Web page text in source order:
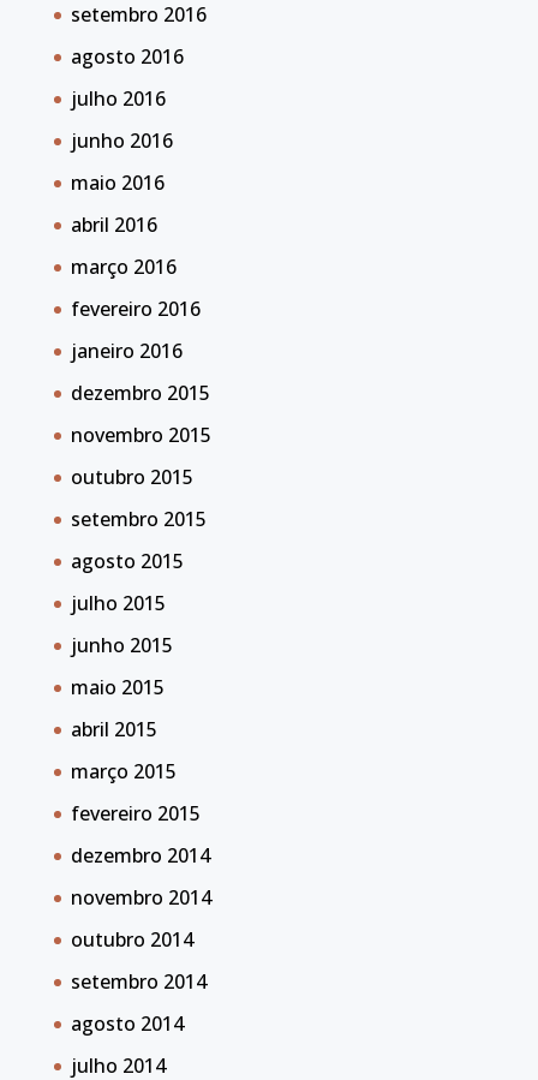
setembro 2016
agosto 2016
julho 2016
junho 2016
maio 2016
abril 2016
março 2016
fevereiro 2016
janeiro 2016
dezembro 2015
novembro 2015
outubro 2015
setembro 2015
agosto 2015
julho 2015
junho 2015
maio 2015
abril 2015
março 2015
fevereiro 2015
dezembro 2014
novembro 2014
outubro 2014
setembro 2014
agosto 2014
julho 2014